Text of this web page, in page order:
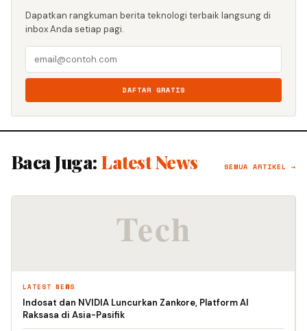
Dapatkan rangkuman berita teknologi terbaik langsung di
inbox Anda setiap pagi.
DAFTAR GRATIS
Baca Juga: Latest News SEMUA ARTIKEL →
LATEST NEWS
Indosat dan NVIDIA Luncurkan Zankore, Platform AI
Raksasa di Asia-Pasifik